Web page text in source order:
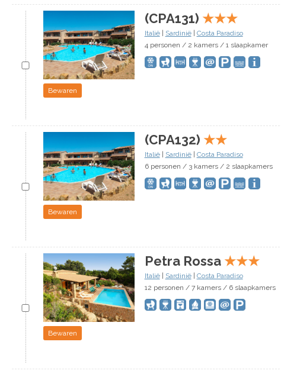
(CPA131) ★★★
Italië| Sardinië| Costa Paradiso
4 personen / 2 kamers / 1 slaapkamer
Bewaren
(CPA132) ★★
Italië| Sardinië| Costa Paradiso
6 personen / 3 kamers / 2 slaapkamers
Bewaren
Petra Rossa ★★★
Italië| Sardinië| Costa Paradiso
12 personen / 7 kamers / 6 slaapkamers
Bewaren